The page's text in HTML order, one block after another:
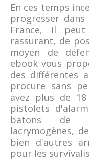
En ces temps
progresser
France, il
rassurant, de
moyen de
ebook vous
des différentes
procure sans
avez plus de
pistolets
batons de
lacrymogènes,
bien d'autres
pour les